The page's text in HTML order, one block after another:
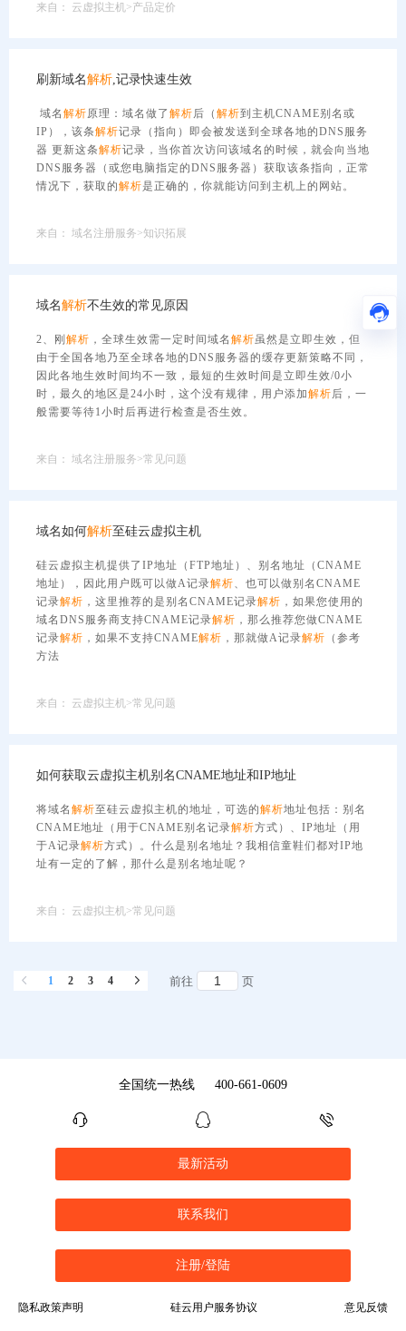
来自： 云虚拟主机>产品定价
刷新域名解析,记录快速生效
域名 解析原理：域名做了 解析后（ 解析到主机CNAME别名或
IP），该条解析记录（指向）即会被发送到全球各地的DNS服务
器 更新这条解析记录，当你首次访问该域名的时候，就会向当地
DNS服务器（或您电脑指定的DNS服务器）获取该条指向，正常
情况下，获取的解析是正确的，你就能访问到主机上的网站。
来自： 域名注册服务>知识拓展
域名解析不生效的常见原因
2、刚 解析 ，全球生效需一定时间域名 解析虽然是立即生效，但
由于全国各地乃至全球各地的DNS服务器的缓存更新策略不同，
因此各地生效时间均不一致，最短的生效时间是立即生效/0小
时，最久的地区是24小时，这个没有规律，用户添加解析后，一
般需要等待1小时后再进行检查是否生效。
来自： 域名注册服务>常见问题
域名如何解析至硅云虚拟主机
硅云虚拟主机提供了IP地址（FTP地址）、别名地址（CNAME
地址），因此用户既可以做A记录解析、也可以做别名CNAME
记录解析 ，这里推荐的是别名CNAME记录解析 ，如果您使用的
域名DNS服务商支持CNAME记录解析 ，那么推荐您做CNAME
记录解析 ，如果不支持CNAME解析 ，那就做A记录解析 （参考
方法
来自： 云虚拟主机>常见问题
如何获取云虚拟主机别名CNAME地址和IP地址
将域名 解析至硅云虚拟主机的地址，可选的解析地址包括：别名
CNAME地址（用于CNAME别名记录解析方式）、IP地址（用
于A记录解析方式）。什么是别名地址？我相信童鞋们都对IP地
址有一定的了解，那什么是别名地址呢？
来自： 云虚拟主机>常见问题
1 2 3 4 前往 页
全国统一热线 400-661-0609
最新活动
联系我们
注册/登陆
隐私政策声明 硅云用户服务协议 意见反馈